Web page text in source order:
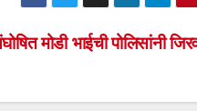
मोडी भाईची पोलिसांनी